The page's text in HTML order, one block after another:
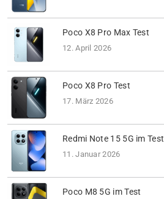
Poco X8 Pro Max Test
12. April 2026
Poco X8 Pro Test
17. März 2026
Redmi Note 15 5G im Test
11. Januar 2026
Poco M8 5G im Test